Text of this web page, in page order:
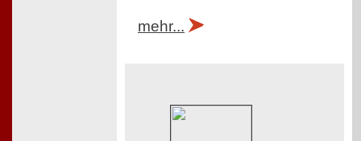
mehr...